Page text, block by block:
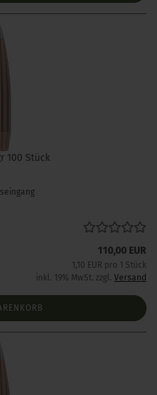
100 Stück
110,00 EUR
1,10 EUR pro 1 Stück
inkl. 19% MwSt. zzgl. Versand